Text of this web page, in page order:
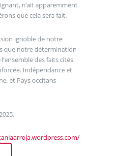
n’ait apparemment
que cela sera fait.
ignoble de notre
que notre détermination
des faits cités
Indépendance et
et Pays occitans